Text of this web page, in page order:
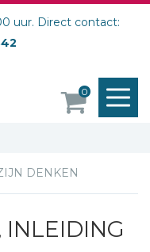
uur. Direct contact:
0
DENKEN
INLEIDING